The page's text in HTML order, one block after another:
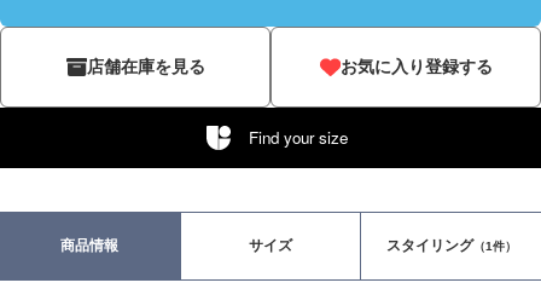
店舗在庫を見る お気に入り登録する
Find your size
商品情報 サイズ スタイリング（1件）